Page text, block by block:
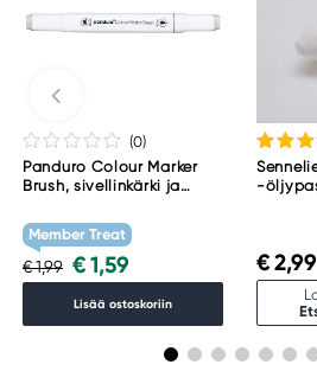
(0)
Panduro Colour Marker
Brush, sivellinkärki ja
WG1
Member Treat
€ 1,99 € 1,59
Lisää ostoskoriin
-
€ 2,99